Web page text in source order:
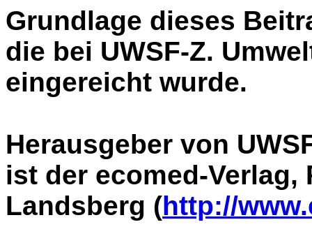
Grundlage dieses
die bei UWSF-Z.
eingereicht wurde.
Herausgeber von
ist der ecomed-Verlag,
Landsberg (http://